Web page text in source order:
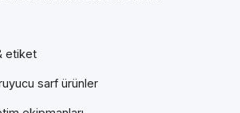
etiket
sarf ürünler